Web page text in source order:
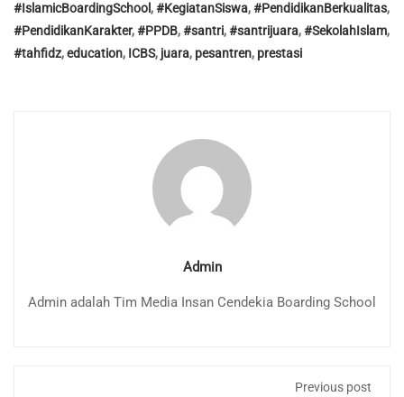
#IslamicBoardingSchool ,#KegiatanSiswa,#PendidikanBerkualitas,
#PendidikanKarakter,#PPDB,#santri,#santrijuara,#SekolahIslam,
#tahfidz,education, ICBS, juara, pesantren, prestasi
Admin
Admin adalah Tim Media Insan Cendekia Boarding School
Previous post